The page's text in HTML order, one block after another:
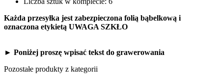
Każda przesyłka jest zabezpieczona folią bąbelkową i
oznaczona etykietą UWAGA SZKŁO
► Poniżej proszę wpisać tekst do grawerowania
Pozostałe produkty z kategorii